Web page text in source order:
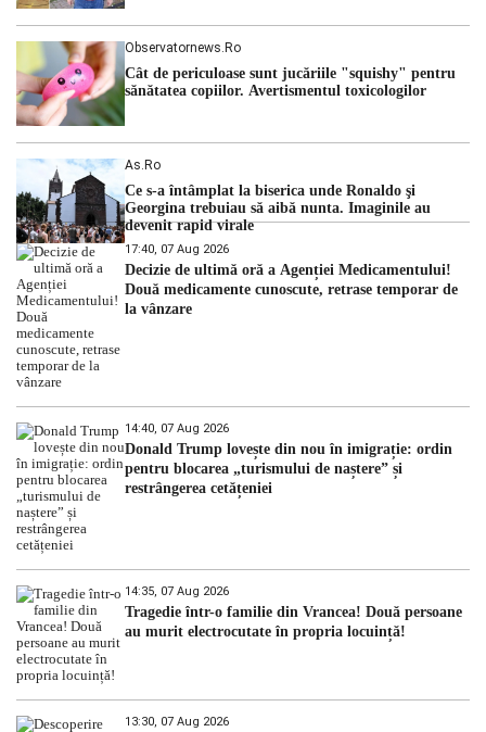
Observatornews.ro
Cât de periculoase sunt jucăriile "squishy" pentru
sănătatea copiilor. Avertismentul toxicologilor
As.ro
Ce s-a întâmplat la biserica unde Ronaldo şi
Georgina trebuiau să aibă nunta. Imaginile au
devenit rapid virale
17:40, 07 Aug 2026
Decizie de ultimă oră a Agenției Medicamentului!
Două medicamente cunoscute, retrase temporar de
la vânzare
14:40, 07 Aug 2026
Donald Trump lovește din nou în imigrație: ordin
pentru blocarea „turismului de naștere” și
restrângerea cetățeniei
14:35, 07 Aug 2026
Tragedie într-o familie din Vrancea! Două persoane
au murit electrocutate în propria locuință!
13:30, 07 Aug 2026